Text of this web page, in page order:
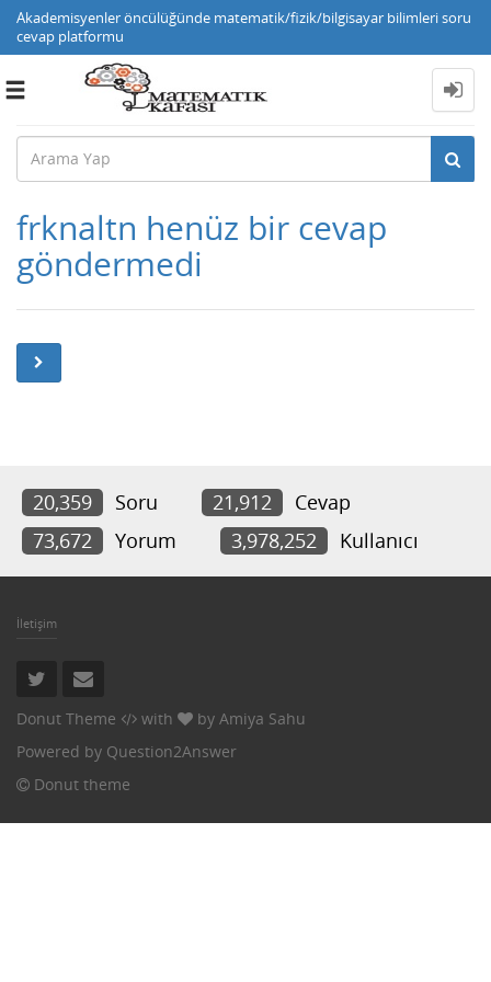
Akademisyenler öncülüğünde matematik/fizik/bilgisayar bilimleri soru
cevap platformu
Toggle
frknaltn henüz bir cevap
göndermedi
20,359 Soru 21,912
Cevap
73,672
Yorum 3,978,252 Kullanıcı
İletişim
Donut Theme with by Amiya Sahu
Powered by Question2Answer
Donut theme